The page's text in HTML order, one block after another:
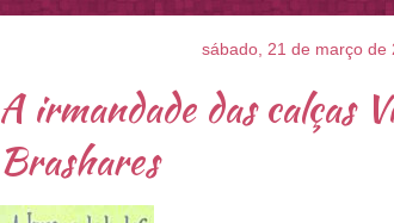
sábado, 21 de março de
A irmandade das calças
Brashares